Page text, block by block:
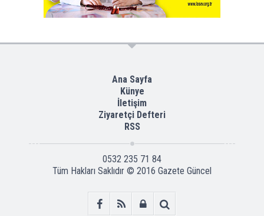
Ana Sayfa
Künye
İletişim
Ziyaretçi Defteri
RSS
0532 235 71 84
Tüm Hakları Saklıdır © 2016 Gazete Güncel